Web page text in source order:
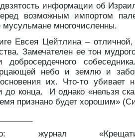
информации об
возможным импортом
многочисленны.
Евсея Цейтлина –
Замечателен ее тон
добросердечного
небо и землю и
их. Что-то убивает
конца. И однако «нельзя
признано будет хорошим»
журнал